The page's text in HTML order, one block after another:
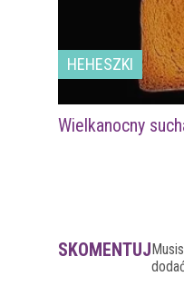
HEHESZKI
Wielkanocny
SKOMENTUJ